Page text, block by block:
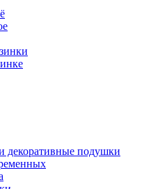
декоративные подушки